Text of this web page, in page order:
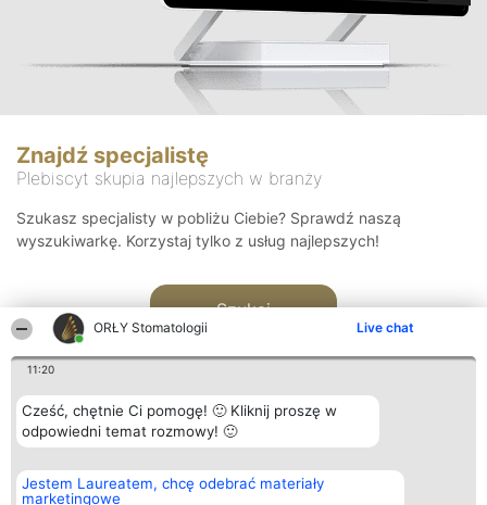
ORŁY Stomatologii Live chat
11:20
Cześć, chętnie Ci pomogę! 🙂 Kliknij proszę w
odpowiedni temat rozmowy! 🙂
Jestem Laureatem, chcę odebrać materiały
marketingowe
Znajdź specjalistę
Plebiscyt skupia najlepszych w branży
Szukasz specjalisty w pobliżu Ciebie? Sprawdź naszą
wyszukiwarkę. Korzystaj tylko z usług najlepszych!
Szukaj
Organizator plebiscytu
Bright Side Solutions sp. z o.
o. sp. k.
Plebiscyt
Laureaci
Kontakt
Kontakt